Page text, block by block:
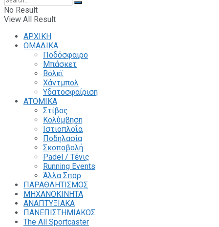
No Result
View All Result
ΑΡΧΙΚΗ
ΟΜΑΔΙΚΑ
Ποδόσφαιρο
Μπάσκετ
Βόλεϊ
Χάντμπολ
Υδατοσφαίριση
ΑΤΟΜΙΚΑ
Στίβος
Κολύμβηση
Ιστιοπλοΐα
Ποδηλασία
Σκοποβολή
Padel / Τένις
Running Events
Άλλα Σπορ
ΠΑΡΑΘΛΗΤΙΣΜΟΣ
ΜΗΧΑΝΟΚΙΝΗΤΑ
ΑΝΑΠΤΥΞΙΑΚΑ
ΠΑΝΕΠΙΣΤΗΜΙΑΚΟΣ
The All Sportcaster